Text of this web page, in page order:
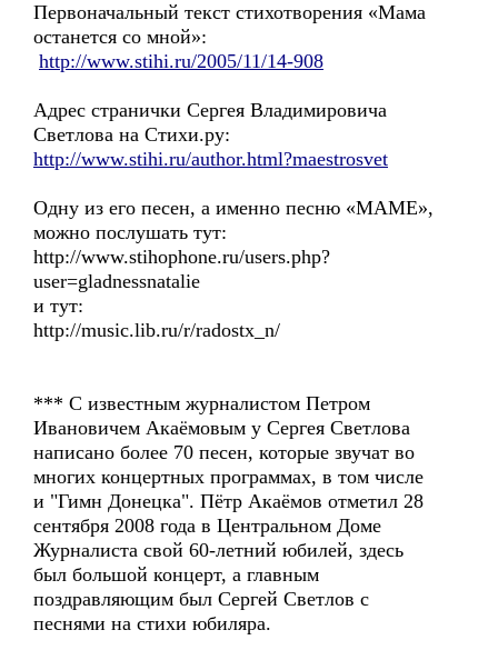
Первоначальный текст стихотворения «Мама
останется со мной»:
http://www.stihi.ru/2005/11/14-908
Адрес странички Сергея Владимировича
Светлова на Стихи.ру:
http://www.stihi.ru/author.html?maestrosvet
Одну из его песен, а именно песню «МАМЕ»,
можно послушать тут:
http://www.stihophone.ru/users.php?
user=gladnessnatalie
и тут:
http://music.lib.ru/r/radostx_n/
*** С известным журналистом Петром
Ивановичем Акаёмовым у Сергея Светлова
написано более 70 песен, которые звучат во
многих концертных программах, в том числе
и "Гимн Донецка". Пётр Акаёмов отметил 28
сентября 2008 года в Центральном Доме
Журналиста свой 60-летний юбилей, здесь
был большой концерт, а главным
поздравляющим был Сергей Светлов с
песнями на стихи юбиляра.